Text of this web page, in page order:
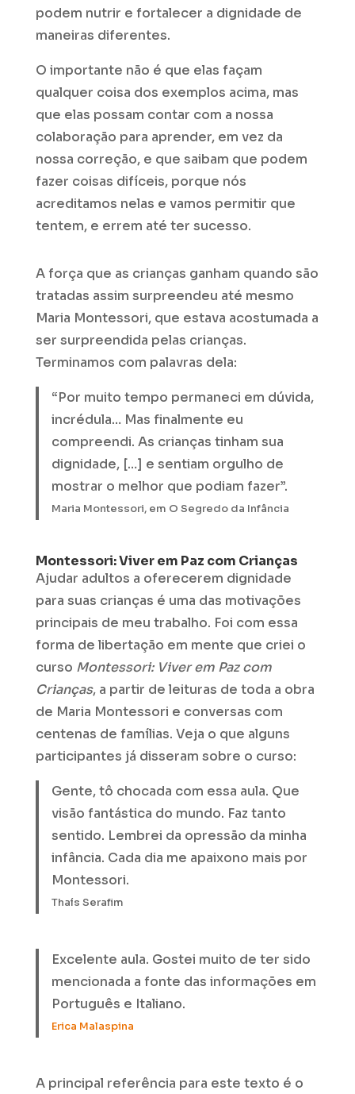
podem nutrir e fortalecer a dignidade de
maneiras diferentes.
O importante não é que elas façam
qualquer coisa dos exemplos acima, mas
que elas possam contar com a nossa
colaboração para aprender, em vez da
nossa correção, e que saibam que podem
fazer coisas difíceis, porque nós
acreditamos nelas e vamos permitir que
tentem, e errem até ter sucesso.
A força que as crianças ganham quando são
tratadas assim surpreendeu até mesmo
Maria Montessori, que estava acostumada a
ser surpreendida pelas crianças.
Terminamos com palavras dela:
“Por muito tempo permaneci em dúvida,
incrédula… Mas finalmente eu
compreendi. As crianças tinham sua
dignidade, […] e sentiam orgulho de
mostrar o melhor que podiam fazer”.
Maria Montessori, em O Segredo da Infância
Montessori: Viver em Paz com Crianças
Ajudar adultos a oferecerem dignidade
para suas crianças é uma das motivações
principais de meu trabalho. Foi com essa
forma de libertação em mente que criei o
curso Montessori: Viver em Paz com
Crianças, a partir de leituras de toda a obra
de Maria Montessori e conversas com
centenas de famílias. Veja o que alguns
participantes já disseram sobre o curso:
Gente, tô chocada com essa aula. Que
visão fantástica do mundo. Faz tanto
sentido. Lembrei da opressão da minha
infância. Cada dia me apaixono mais por
Montessori.
Thaís Serafim
Excelente aula. Gostei muito de ter sido
mencionada a fonte das informações em
Português e Italiano.
Erica Malaspina
A principal referência para este texto é o